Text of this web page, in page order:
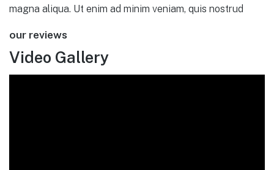
magna aliqua. Ut enim ad minim veniam, quis nostrud
our reviews
Video Gallery